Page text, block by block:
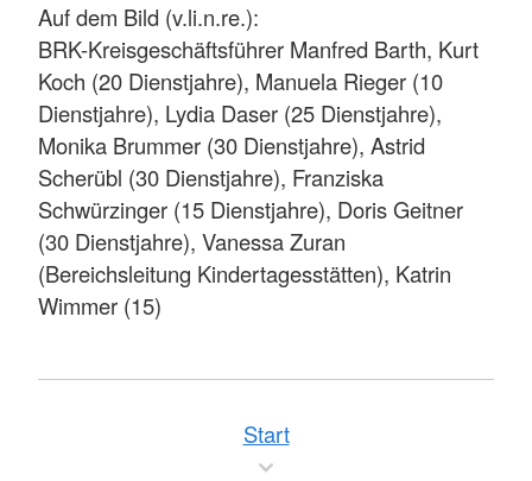
Auf dem Bild (v.li.n.re.):
BRK-Kreisgeschäftsführer Manfred Barth, Kurt
Koch (20 Dienstjahre), Manuela Rieger (10
Dienstjahre), Lydia Daser (25 Dienstjahre),
Monika Brummer (30 Dienstjahre), Astrid
Scherübl (30 Dienstjahre), Franziska
Schwürzinger (15 Dienstjahre), Doris Geitner
(30 Dienstjahre), Vanessa Zuran
(Bereichsleitung Kindertagesstätten), Katrin
Wimmer (15)
Start